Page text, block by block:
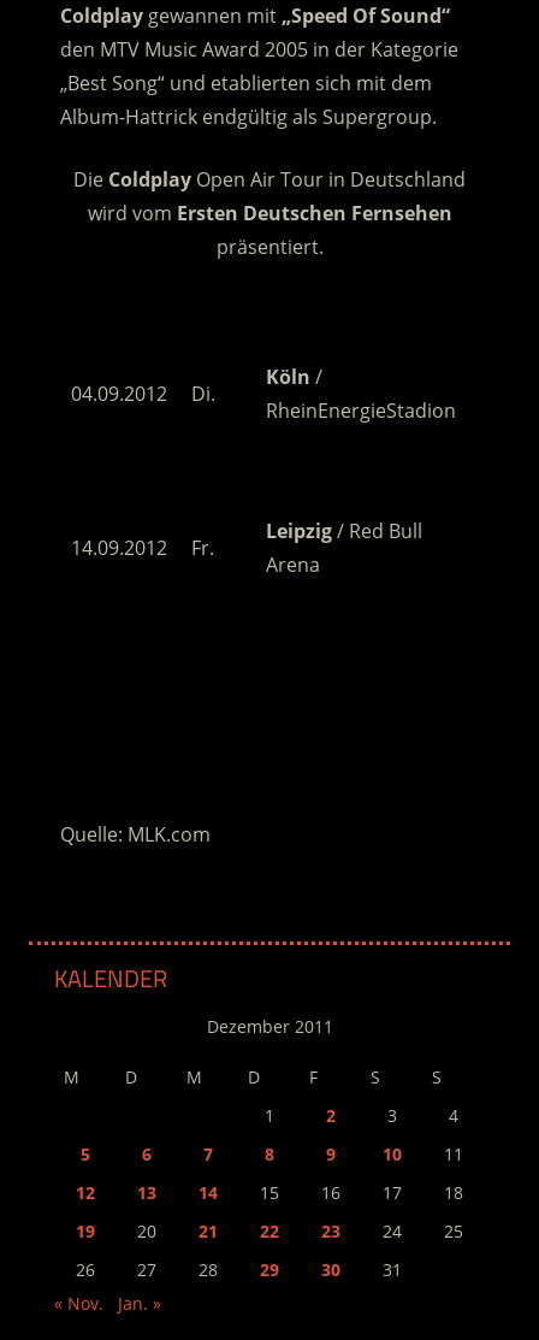
Coldplaygewannen mit „Speed Of Sound“
den MTV Music Award 2005 in der Kategorie
„Best Song“ und etablierten sich mit dem
Album-Hattrick endgültig als Supergroup.
Die Coldplay Open Air Tour in Deutschland
wird vom Ersten Deutschen Fernsehen
präsentiert.
04.09.2012 Di.
Köln/
RheinEnergieStadion
14.09.2012 Fr.
Leipzig/ Red Bull
Arena
Quelle: MLK.com
KALENDER
Dezember 2011
M D M D F S
S
1
2 3
4
5
6 7 8 9 10
11
12
13 14 15 16 17
18
19
20 21 22 23 24
25
26
27 28 29 30
31
« Nov.
Jan. »